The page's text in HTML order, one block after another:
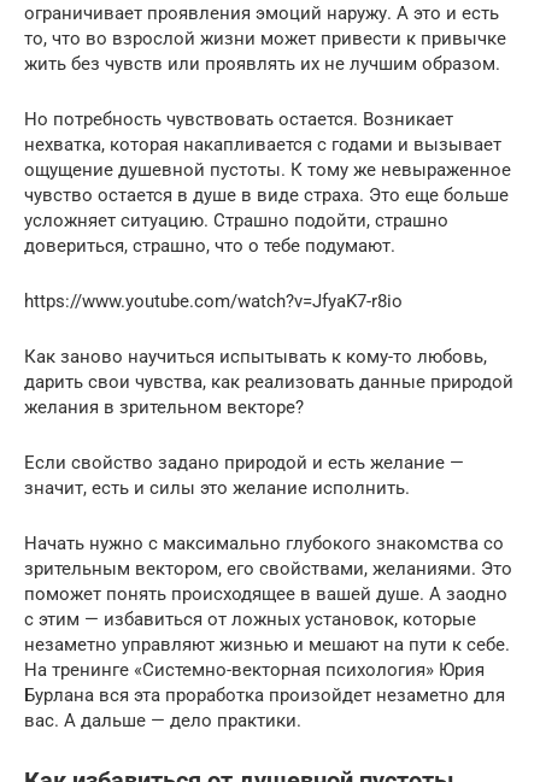
ограничивает проявления эмоций наружу. А это и есть
то, что во взрослой жизни может привести к привычке
жить без чувств или проявлять их не лучшим образом.
Но потребность чувствовать остается. Возникает
нехватка, которая накапливается с годами и вызывает
ощущение душевной пустоты. К тому же невыраженное
чувство остается в душе в виде страха. Это еще больше
усложняет ситуацию. Страшно подойти, страшно
довериться, страшно, что о тебе подумают.
https://www.youtube.com/watch?v=JfyaK7-r8io
Как заново научиться испытывать к кому-то любовь,
дарить свои чувства, как реализовать данные природой
желания в зрительном векторе?
Если свойство задано природой и есть желание —
значит, есть и силы это желание исполнить.
Начать нужно с максимально глубокого знакомства со
зрительным вектором, его свойствами, желаниями. Это
поможет понять происходящее в вашей душе. А заодно
с этим — избавиться от ложных установок, которые
незаметно управляют жизнью и мешают на пути к себе.
На тренинге «Системно-векторная психология» Юрия
Бурлана вся эта проработка произойдет незаметно для
вас. А дальше — дело практики.